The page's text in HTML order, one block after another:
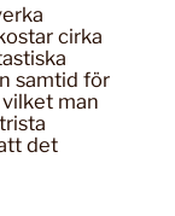
cirka
samtid för
man
det